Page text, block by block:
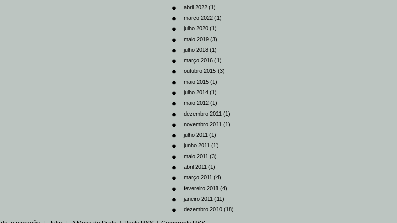
abril 2022 (1)
março 2022 (1)
julho 2020 (1)
maio 2019 (3)
julho 2018 (1)
março 2016 (1)
outubro 2015 (3)
maio 2015 (1)
julho 2014 (1)
maio 2012 (1)
dezembro 2011 (1)
novembro 2011 (1)
julho 2011 (1)
junho 2011 (1)
maio 2011 (3)
abril 2011 (1)
março 2011 (4)
fevereiro 2011 (4)
janeiro 2011 (11)
dezembro 2010 (18)